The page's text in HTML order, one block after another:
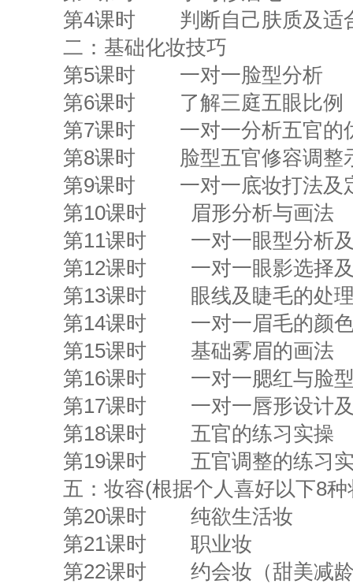
第4课时 判断自己肤质及适
二：基础化妆技巧
第5课时 一对一脸型分析
第6课时 了解三庭五眼比例
第7课时 一对一分析五官的
第8课时 脸型五官修容调整
第9课时 一对一底妆打法及
第10课时 眉形分析与画法
第11课时 一对一眼型分析
第12课时 一对一眼影选择及
第13课时 眼线及睫毛的处
第14课时 一对一眉毛的颜
第15课时 基础雾眉的画法
第16课时 一对一腮红与脸型
第17课时 一对一唇形设计
第18课时 五官的练习实操
第19课时 五官调整的练习
五：妆容(根据个人喜好以下
第20课时 纯欲生活妆
第21课时 职业妆
第22课时 约会妆（甜美减